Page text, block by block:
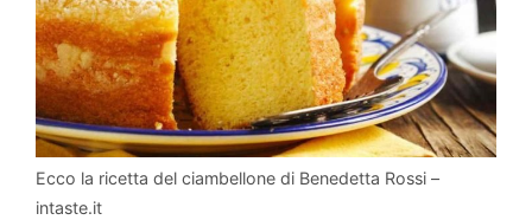
Ecco la ricetta del ciambellone di Benedetta Rossi –
intaste.it